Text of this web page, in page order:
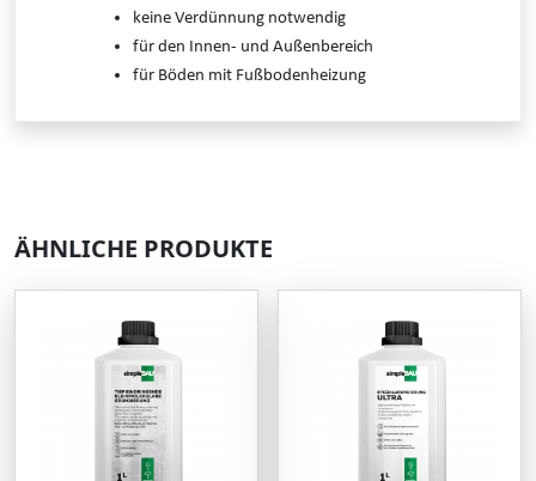
keine Verdünnung notwendig
für den Innen- und Außenbereich
für Böden mit Fußbodenheizung
ÄHNLICHE PRODUKTE